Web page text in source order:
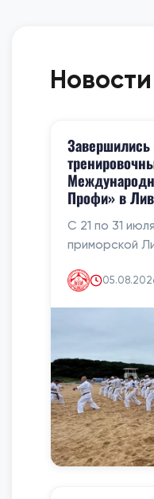
Завершились
Профи» в
С 21 по 31
приморской